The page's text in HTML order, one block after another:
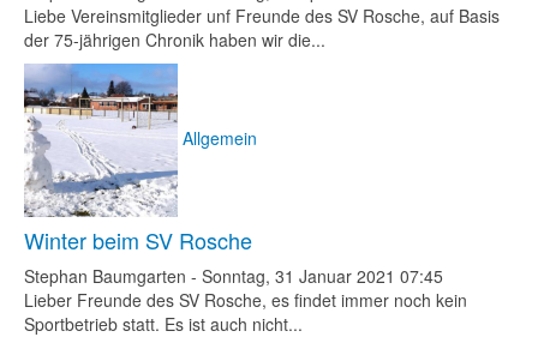
Liebe Vereinsmitglieder unf Freunde des SV Rosche, auf Basis
der 75-jährigen Chronik haben wir die...
Allgemein
Winter beim SV Rosche
Stephan Baumgarten - Sonntag, 31 Januar 2021 07:45
Lieber Freunde des SV Rosche, es findet immer noch kein
Sportbetrieb statt. Es ist auch nicht...